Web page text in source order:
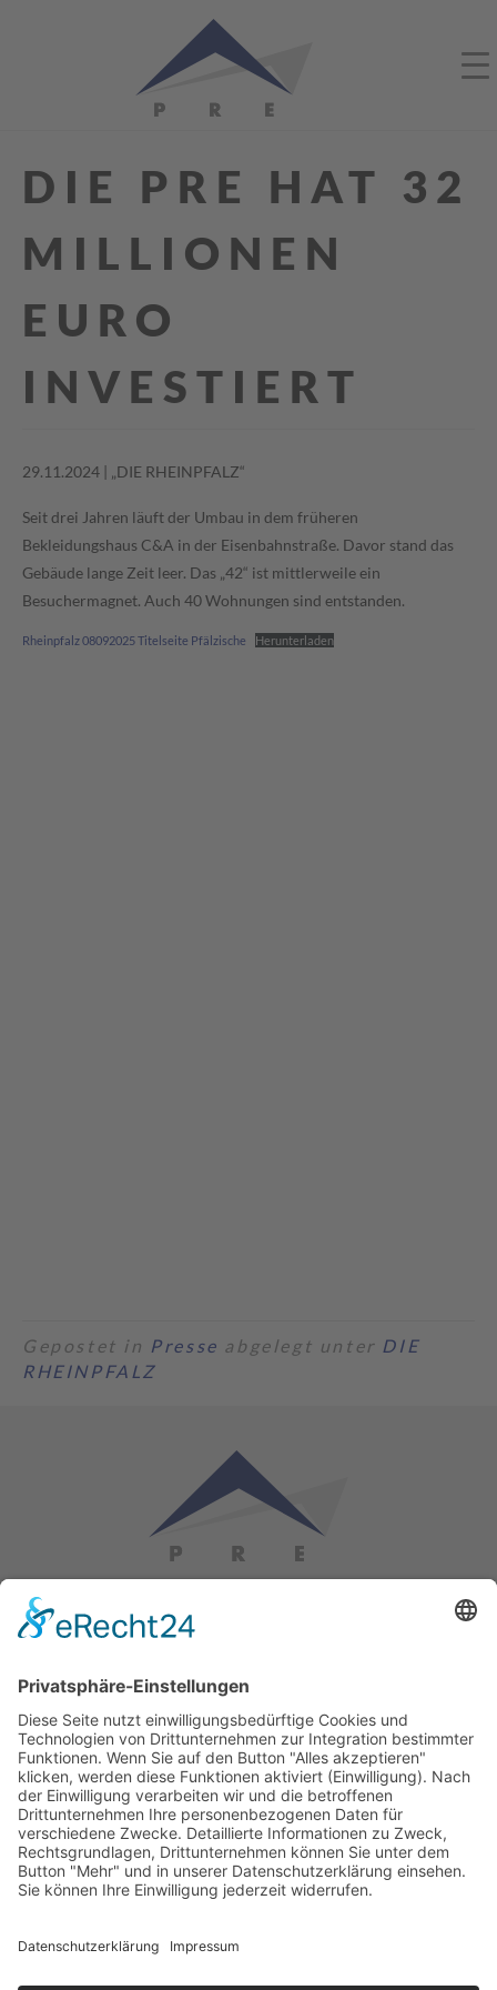
DIE PRE HAT 32
MILLIONEN
EURO
INVESTIERT
29.11.2024 | „DIE RHEINPFALZ“
Seit drei Jahren läuft der Umbau in dem früheren
Bekleidungshaus C&A in der Eisenbahnstraße. Davor stand das
Gebäude lange Zeit leer. Das „42“ ist mittlerweile ein
Besuchermagnet. Auch 40 Wohnungen sind entstanden.
Rheinpfalz 08092025 Titelseite Pfälzische Herunterladen
Gepostet in Presse abgelegt unter DIE
RHEINPFALZ
PRE GMBH
Brüsseler Straße 6
67657 Kaiserslautern
Tel.:+49 631 303-1100
Fax: +49 631 303-1111
E-Mail:office@pre-group.com
Die PRE Projektentwicklung